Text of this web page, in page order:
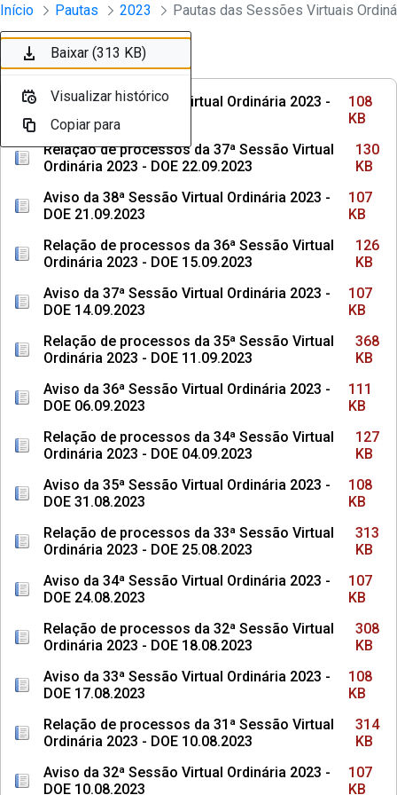
Pular para o Conteúdo principal
Sessões e Reuniões - Documentos
Início Pautas 2023
Ordenar Filtro
Aviso da 39ª Sessão Virtual Ordinária 2023 -
DOE 28.09.2023
108
KB
Relação de processos da 37ª Sessão Virtual
Ordinária 2023 - DOE 22.09.2023
130
KB
Aviso da 38ª Sessão Virtual Ordinária 2023 -
DOE 21.09.2023
107
KB
Relação de processos da 36ª Sessão Virtual
Ordinária 2023 - DOE 15.09.2023
126
KB
Aviso da 37ª Sessão Virtual Ordinária 2023 -
DOE 14.09.2023
107
KB
Relação de processos da 35ª Sessão Virtual
Ordinária 2023 - DOE 11.09.2023
368
KB
Aviso da 36ª Sessão Virtual Ordinária 2023 -
DOE 06.09.2023
111
KB
Relação de processos da 34ª Sessão Virtual
Ordinária 2023 - DOE 04.09.2023
127
KB
Aviso da 35ª Sessão Virtual Ordinária 2023 -
DOE 31.08.2023
108
KB
Relação de processos da 33ª Sessão Virtual
Ordinária 2023 - DOE 25.08.2023
313
KB
Aviso da 34ª Sessão Virtual Ordinária 2023 -
DOE 24.08.2023
107
KB
Relação de processos da 32ª Sessão Virtual
Ordinária 2023 - DOE 18.08.2023
308
KB
Aviso da 33ª Sessão Virtual Ordinária 2023 -
DOE 17.08.2023
108
KB
Relação de processos da 31ª Sessão Virtual
Ordinária 2023 - DOE 10.08.2023
314
KB
Aviso da 32ª Sessão Virtual Ordinária 2023 -
DOE 10.08.2023
107
KB
Baixar (108 KB)
Visualizar histórico
Copiar para
Baixar (130 KB)
Visualizar histórico
Copiar para
Baixar (107 KB)
Visualizar histórico
Copiar para
Baixar (126 KB)
Visualizar histórico
Copiar para
Baixar (107 KB)
Visualizar histórico
Copiar para
Baixar (368 KB)
Visualizar histórico
Copiar para
Baixar (111 KB)
Visualizar histórico
Copiar para
Baixar (127 KB)
Visualizar histórico
Copiar para
Baixar (108 KB)
Visualizar histórico
Copiar para
Baixar (313 KB)
Visualizar histórico
Copiar para